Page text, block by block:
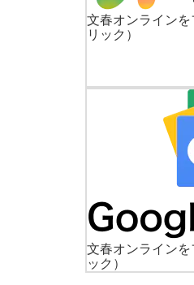
文春オンラインを
リック）
文春オンラインを
ック）